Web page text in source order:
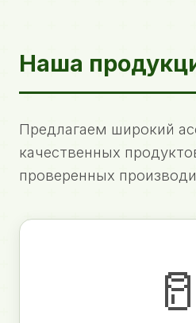
Наша
Предлагаем широкий
качественных
проверенных
🥛